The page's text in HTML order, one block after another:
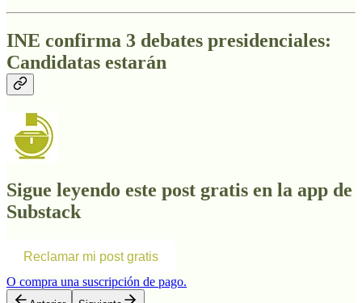
INE confirma 3 debates presidenciales:
Candidatas estarán
Sigue leyendo este post gratis en la app de
Substack
Reclamar mi post gratis
O compra una suscripción de pago.